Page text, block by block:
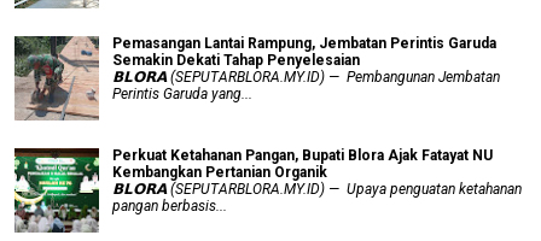
Pemasangan Lantai Rampung, Jembatan Perintis Garuda
Semakin Dekati Tahap Penyelesaian
𝗕𝗟𝗢𝗥𝗔 (SEPUTARBLORA.MY.ID) — Pembangunan Jembatan
Perintis Garuda yang...
​Perkuat Ketahanan Pangan, Bupati Blora Ajak Fatayat NU
Kembangkan Pertanian Organik
𝗕𝗟𝗢𝗥𝗔 (SEPUTARBLORA.MY.ID) — Upaya penguatan ketahanan
pangan berbasis...